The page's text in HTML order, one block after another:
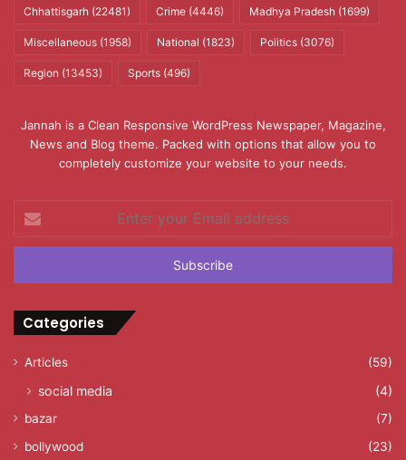
Chhattisgarh (22481) Crime (4446) Madhya Pradesh (1699)
Miscellaneous (1958) National (1823) Politics (3076)
Region (13453) Sports (496)
Jannah is a Clean Responsive WordPress Newspaper, Magazine,
News and Blog theme. Packed with options that allow you to
completely customize your website to your needs.
your
Email
Categories
Articles (59)
social media (4)
bazar
(7)
bollywood
(23)